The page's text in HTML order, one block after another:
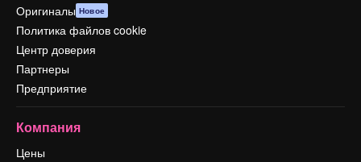
Оригиналы Новое
Политика файлов cookie
Центр доверия
Партнеры
Предприятие
Компания
Цены